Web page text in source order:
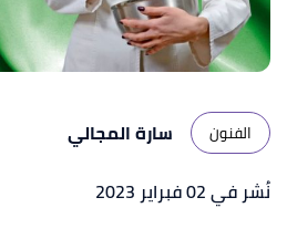
الفنون
سارة المجالي
نُشر في 02 فبراير 2023